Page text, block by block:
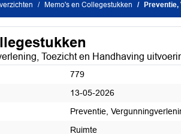
Memo's en Collegestukken Preventie,
Toezicht en Handhaving
779
13-05-2026
Preventie,
Ruimte